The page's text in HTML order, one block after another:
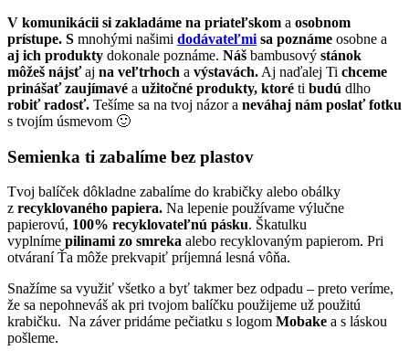
V komunikácii si zakladáme na priateľskom a osobnom
prístupe. S mnohými našimi dodávateľmi sa poznáme osobne a
aj ich produkty dokonale poznáme. Náš bambusový stánok
môžeš nájsťaj na veľtrhoch a výstavách. Aj naďalej Ti chceme
prinášaťzaujímavé a užitočné produkty, ktoré ti budú dlho
robiť radosť. Tešíme sa na tvoj názor a neváhaj nám poslať fotku
s tvojím úsmevom 🙂
Semienka ti zabalíme bez plastov
Tvoj balíček dôkladne zabalíme do krabičky alebo obálky
z recyklovaného papiera. Na lepenie používame výlučne
papierovú, 100% recyklovateľnú pásku. Škatulku
vyplníme pilinami zo smreka alebo recyklovaným papierom. Pri
otváraní Ťa môže prekvapiť príjemná lesná vôňa.
Snažíme sa využiť všetko a byť takmer bez odpadu – preto veríme,
že sa nepohneváš ak pri tvojom balíčku použijeme už použitú
krabičku. Na záver pridáme pečiatku s logom Mobake a s láskou
pošleme.